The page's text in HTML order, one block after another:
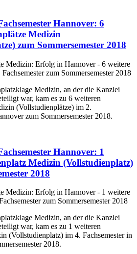
Hannover: 6
Medizin
zum Sommersemester 2018
Medizin, an der die Kanzlei
war, kam es zu 6 weiteren
(Vollstudienplätze) im 2.
zum Sommersemester 2018.
Hannover: 1
Medizin (Vollstudienplatz)
2018
Medizin, an der die Kanzlei
war, kam es zu 1 weiteren
(Vollstudienplatz) im 4. Fachsemester in
2018.